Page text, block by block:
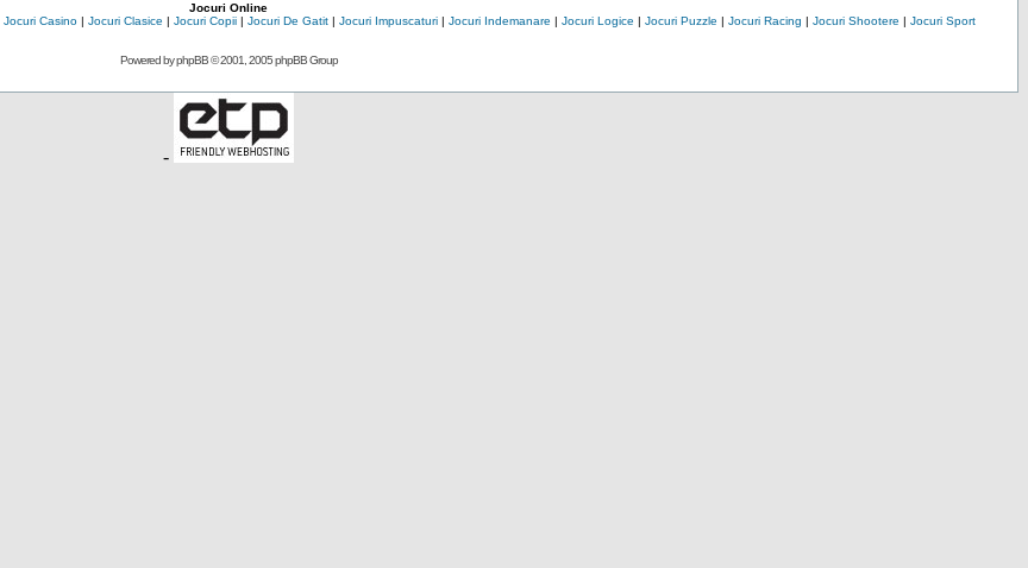
Jocuri Online
Jocuri Casino| Jocuri Clasice | Jocuri Copii| Jocuri De Gatit| Jocuri Impuscaturi| Jocuri Indemanare | Jocuri Logice | Jocuri Puzzle | Jocuri Racing | Jocuri Shootere | Jocuri Sport
Powered byphpBB© 2001, 2005 phpBB Group
-